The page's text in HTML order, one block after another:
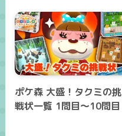
ポケ森 大盛！タクミの挑
戦状一覧 1問目～10問目